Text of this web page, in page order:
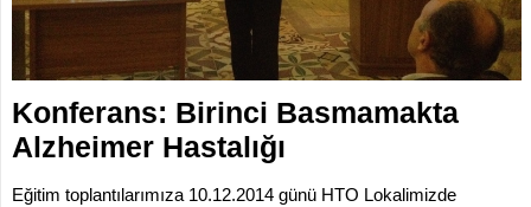
KOMİSYONLAR
İLETİŞİM
Konferans: Birinci Basmamakta
Alzheimer Hastalığı
Eğitim toplantılarımıza 10.12.2014 günü HTO Lokalimizde